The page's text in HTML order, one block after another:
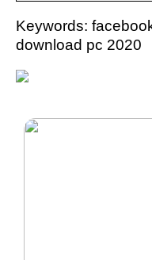
Keywords:
download pc 2020